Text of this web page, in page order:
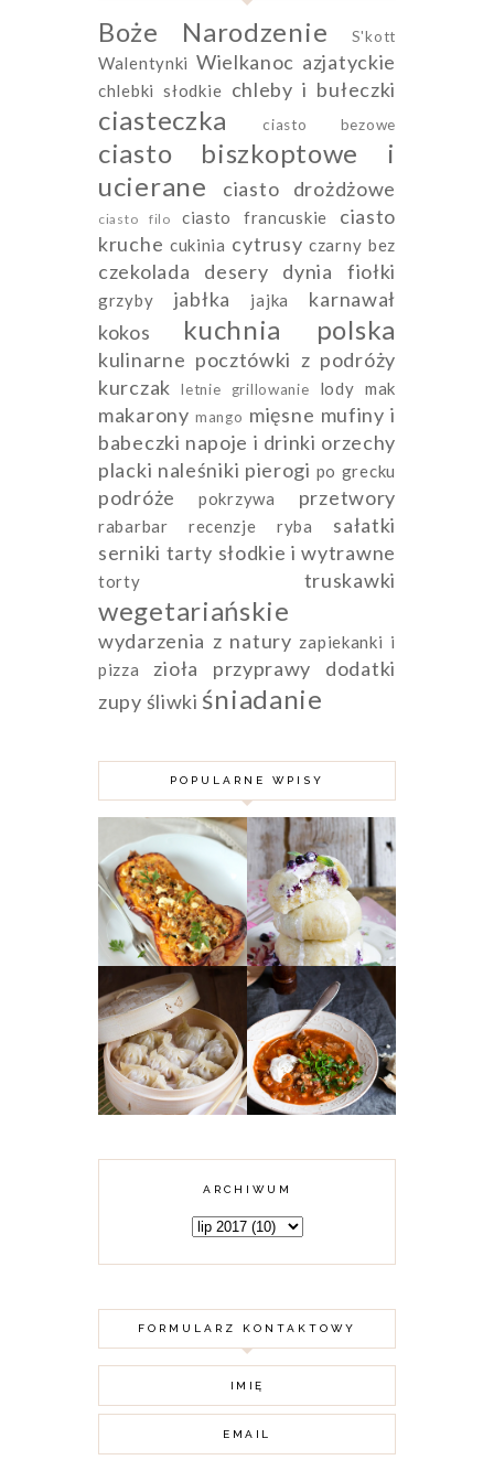
Boże Narodzenie S'kott
Walentynki Wielkanoc azjatyckie
chlebki słodkie chleby i bułeczki
ciasteczka ciasto bezowe
ciasto biszkoptowe i
ucierane
ciasto drożdżowe
ciasto filo ciasto francuskie
ciasto
kruche cukinia cytrusy czarny bez
czekolada desery dynia fiołki
grzyby jabłka jajka
karnawał
kokos
kuchnia polska
kulinarne pocztówki z podróży
kurczak
letnie grillowanie lody mak
makarony mango mięsne mufiny i
babeczki napoje i drinki orzechy
placki naleśniki pierogi po grecku
podróże pokrzywa przetwory
rabarbar recenzje ryba
sałatki
serniki tarty słodkie i wytrawne
torty truskawki
wegetariańskie
wydarzenia z natury zapiekanki i
pizza
zioła przyprawy dodatki
zupy śliwki śniadanie
POPULARNE WPISY
DYNIA PIŻMOWA
FASZEROWANA
MIĘSEM
MIELONYM,
KUSKUSEM I
FETĄ
PAMPUCHY Z
JAGODAMI
CHIŃSKIE
PIEROŻKI DIM
SUM Z MIĘSEM
KARMUSZKA -
ZUPA GULASZOWA
Z WARMII I
MAZUR
ARCHIWUM
FORMULARZ KONTAKTOWY